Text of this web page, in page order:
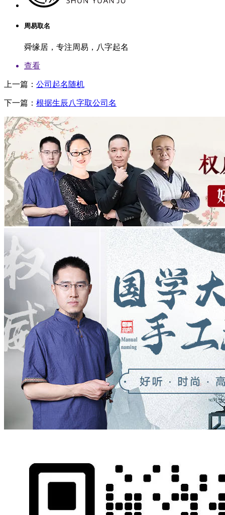
周易取名
舜缘居，专注周易，八字起名
查看
上一篇： 公司起名随机
下一篇： 根据生辰八字取公司名